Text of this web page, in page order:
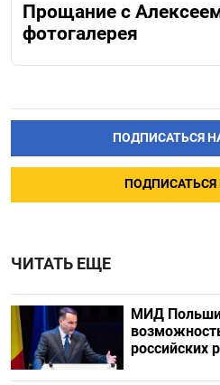
Прощание с
фотогалерея
ПОДПИСАТЬСЯ
ПОДПИСАТЬСЯ
ЧИТАТЬ ЕЩЕ
МИД Польши
российских